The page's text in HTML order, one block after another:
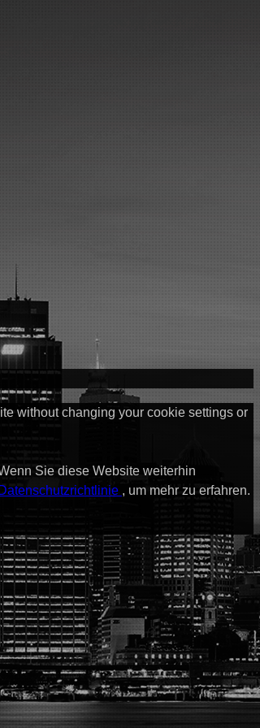
without changing your cookie settings or
Sie diese Website weiterhin
Datenschutzrichtlinie , um mehr zu erfahren.